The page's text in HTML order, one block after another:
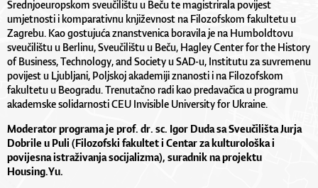
Srednjoeuropskom sveučilištu u Beču te magistrirala povijest
umjetnosti i komparativnu književnost na Filozofskom fakultetu u
Zagrebu. Kao gostujuća znanstvenica boravila je na Humboldtovu
sveučilištu u Berlinu, Sveučilištu u Beču, Hagley Center for the History
of Business, Technology, and Society u SAD-u, Institutu za suvremenu
povijest u Ljubljani, Poljskoj akademiji znanosti i na Filozofskom
fakultetu u Beogradu. Trenutačno radi kao predavačica u programu
akademske solidarnosti CEU Invisible University for Ukraine.
Moderator programa je prof. dr. sc. Igor Duda sa Sveučilišta Jurja
Dobrile u Puli (Filozofski fakultet i Centar za kulturološka i
povijesna istraživanja socijalizma), suradnik na projektu
Housing.Yu.